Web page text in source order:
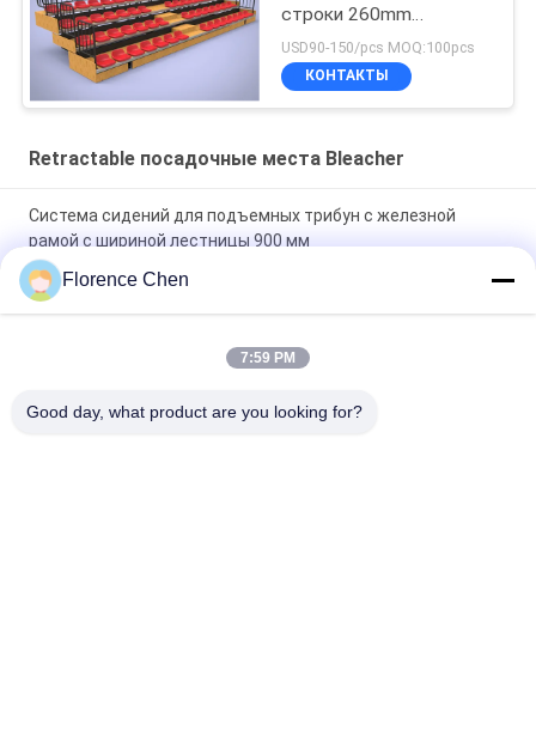
строки 260mm
Retractable
USD90-150/pcs MOQ:100pcs
КОНТАКТЫ
Retractable посадочные места Bleacher
Система сидений для подъемных трибун с железной
рамой с шириной лестницы 900 мм
Ручная или электрическая работа Свертываемая сиденья
для блендера с высококачественным сиденьем из HDPE и
1000 мм
Florence Chen
7:59 PM
Good day, what product are you looking for?